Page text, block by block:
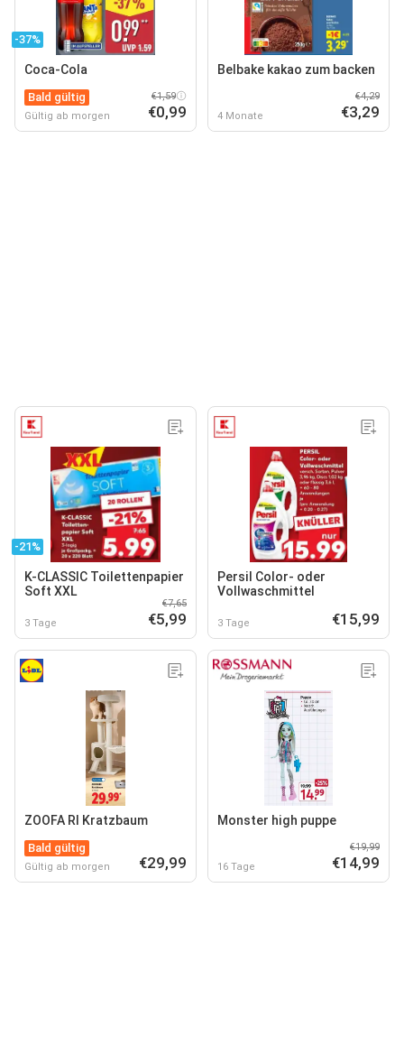
-37%
Coca-Cola
Bald gültig
Gültig ab morgen
€1,59
€0,99
Belbake kakao zum backen
4 Monate
€4,29
€3,29
-21%
K-CLASSIC Toilettenpapier
Soft XXL
3 Tage
€7,65
€5,99
Persil Color- oder
Vollwaschmittel
3 Tage €15,99
ZOOFA RI Kratzbaum
Bald gültig
Gültig ab morgen €29,99
Monster high puppe
16 Tage
€19,99
€14,99